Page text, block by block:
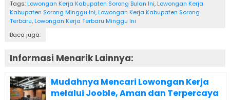
Tags: Lowongan Kerja Kabupaten Sorong Bulan Ini, Lowongan Kerja
Kabupaten Sorong Minggu Ini, Lowongan Kerja Kabupaten Sorong
Terbaru, Lowongan Kerja Terbaru Minggu Ini
Baca juga:
Informasi Menarik Lainnya:
Mudahnya Mencari Lowongan Kerja
melalui Jooble, Aman dan Terpercaya